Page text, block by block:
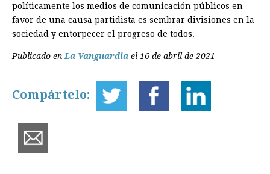
políticamente los medios de comunicación públicos en
favor de una causa partidista es sembrar divisiones en la
sociedad y entorpecer el progreso de todos.
Publicado en La Vanguardia el 16 de abril de 2021
Compártelo: